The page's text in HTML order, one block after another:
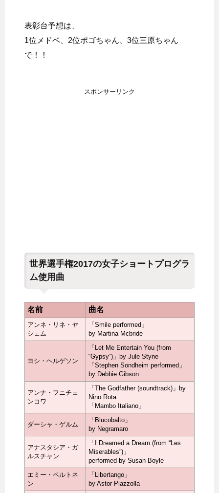
表彰台予想は、
1位メドベ、2位ポゴちゃん、3位三原ちゃん
で！！
スポンサーリンク
世界選手権2017の女子ショートプログラ
ム使用曲
名前 曲名
アンネ・リネ・ヤ
シェム
「Smile performed」
by Martina Mcbride
ヨシ・ヘルゲソン
「Let Me Entertain You (from
“Gypsy”)」by Jule Styne
「Stephen Sondheim performed」
by Debbie Gibson
アンナ・フニチェ
ンコワ
「The Godfather (soundtrack)」by
Nino Rota
「Mambo Italiano」
ダーシャ・ゲルム
「Blucobalto」
by Negramaro
アナスタシア・ガ
ルスチャン
「I Dreamed a Dream (from “Les
Miserables”)」
performed by Susan Boyle
エミー・ペルトネ
ン
「Libertango」
by Astor Piazzolla